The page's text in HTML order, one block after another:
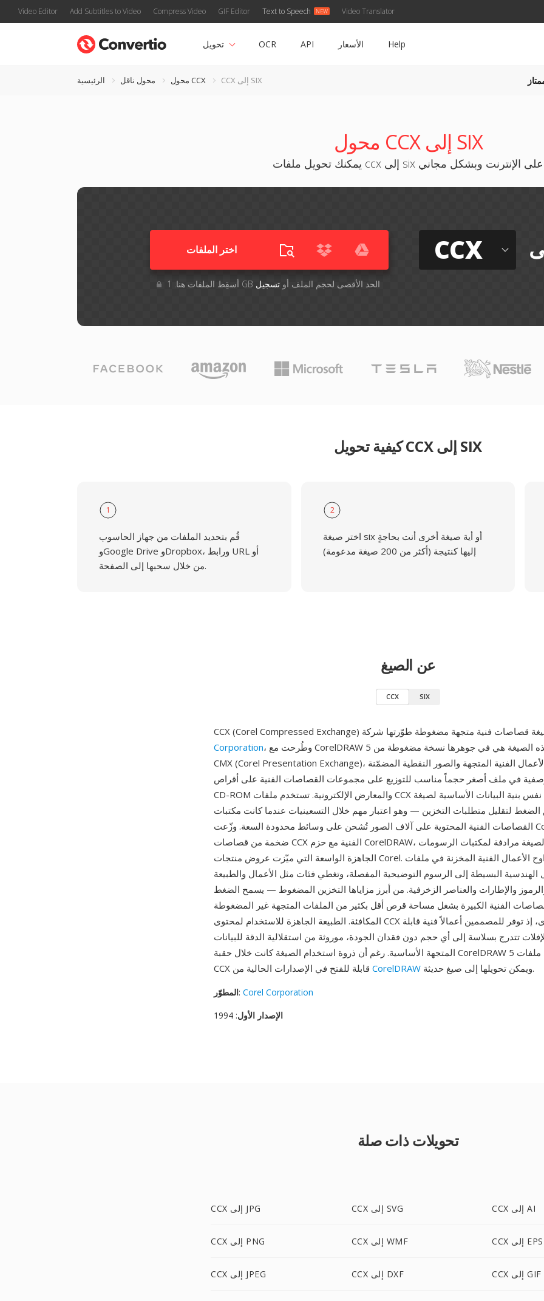
Video Editor Add Subtitles to Video Compress Video GIF Editor Text to Speech Video Translator
تحويل OCR API الأسعار Help
الرئيسية محول ناقل محول CCX CCX إلى SIX
محول CCX إلى SIX
يمكنك تحويل ملفات ccx إلى six على الإنترنت وبشكل مجاني
اختر الملفات
أسقِط الملفات هنا. 1 GB الحد الأقصى لحجم الملف أوتسجيل
CCX
كيفية تحويل CCX إلى SIX
1
قُم بتحديد الملفات من جهاز الحاسوب
وGoogle Drive وDropbox، ورابط URL أو
من خلال سحبها إلى الصفحة.
2
اختر صيغة six أو أية صيغة أخرى أنت بحاجةٍ
إليها كنتيجة (أكثر من 200 صيغة مدعومة)
عن الصيغ
CCX SIX
Corporation، وطُرحت مع CorelDRAW 5 عام 1994. هذه الصيغة هي في جوهرها نسخة مضغوطة من
CMX (Corel Presentation Exchange)، تُحزّم الأعمال الفنية المتجهة والصور النقطية المضمّنة
في ملف أصغر حجماً مناسب للتوزيع على مجموعات القصاصات الفنية على أقراص
CD-ROM والمعارض الإلكترونية. تستخدم ملفات CCX نفس بنية البيانات الأساسية لصيغة CMX لكن مع
لتقليل متطلبات التخزين — وهو اعتبار مهم خلال التسعينيات عندما كانت مكتبات
القصاصات الفنية المحتوية على آلاف الصور تُشحن على وسائط محدودة السعة. وزّعت Corel مجموعات
ضخمة من قصاصات CCX الفنية مع حزم CorelDRAW، وأصبحت الصيغة مرادفة لمكتبات الرسومات
الجاهزة الواسعة التي ميّزت عروض منتجات Corel. تتراوح الأعمال الفنية المخزنة في ملفات CCX من
الهندسية البسيطة إلى الرسوم التوضيحية المفصلة، وتغطي فئات مثل الأعمال والطبيعة
والإطارات والعناصر الزخرفية. من أبرز مزاياها التخزين المضغوط — يسمح الضغط
الفنية الكبيرة بشغل مساحة قرص أقل بكثير من الملفات المتجهة غير المضغوطة
المكافئة. الطبيعة الجاهزة للاستخدام لمحتوى CCX ميزة أخرى، إذ توفر للمصممين أعمالاً فنية قابلة
تتدرج بسلاسة إلى أي حجم دون فقدان الجودة، موروثة من استقلالية الدقة للبيانات
المتجهة الأساسية. رغم أن ذروة استخدام الصيغة كانت خلال حقبة CorelDRAW 5 حتى 12، تبقى ملفات
CorelDRAW ويمكن تحويلها إلى صيغ حديثة.
المطوّر: Corel Corporation
الإصدار الأول: 1994
تحويلات ذات صلة
CCX إلى JPG CCX إلى SVG CCX إلى AI
CCX إلى PNG CCX إلى WMF CCX إلى EPS
CCX إلى JPEG CCX إلى DXF CCX إلى GIF